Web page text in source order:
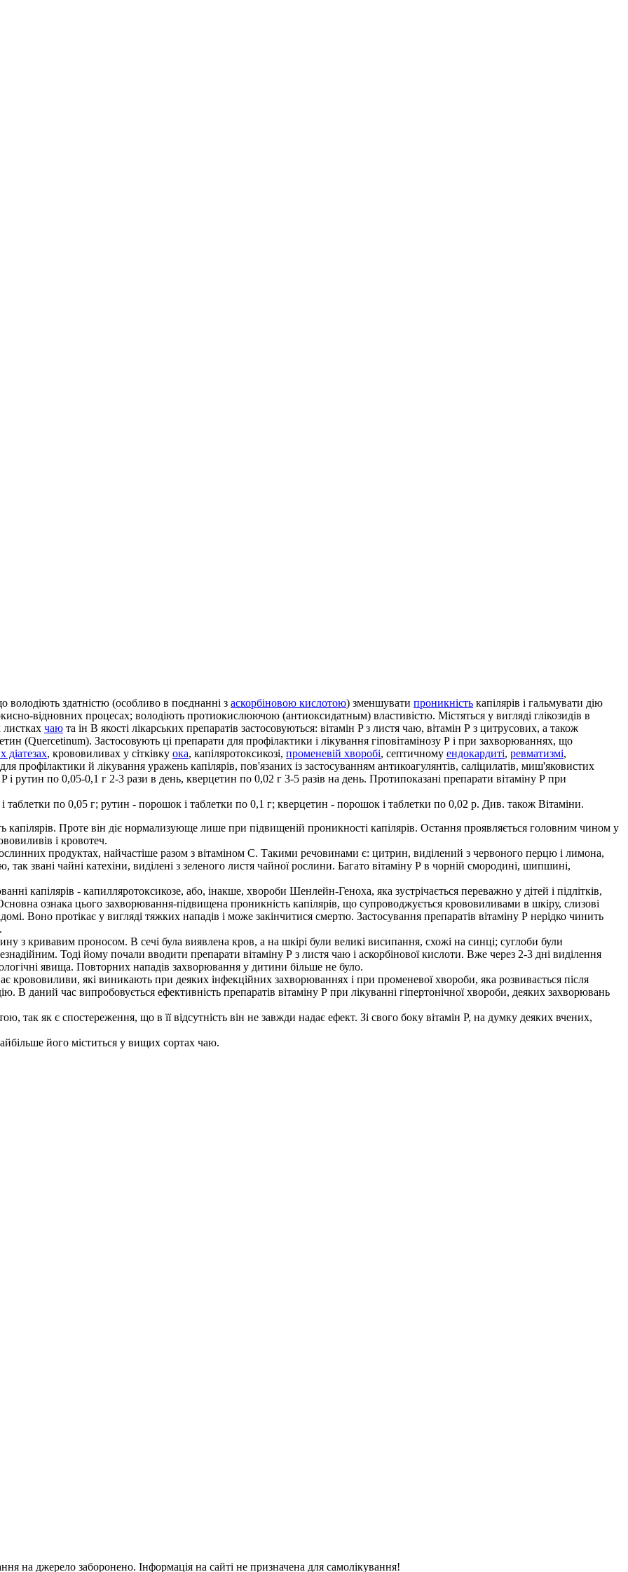
володіють здатністю (особливо в поєднанні з аскорбіновою кислотою) зменшувати проникність капілярів і гальмувати дію
відновних процесах; володіють протиокислюючою (антиоксидатным) властивістю. Містяться у вигляді глікозидів в
листках чаю та ін В якості лікарських препаратів застосовуються: вітамін P з листя чаю, вітамін Р з цитрусових, а також
(Quercetinum). Застосовують ці препарати для профілактики і лікування гіповітамінозу Р і при захворюваннях, що
діатезах, крововиливах у сітківку ока, капіляротоксикозі, променевій хворобі, септичному ендокардиті, ревматизмі,
профілактики й лікування уражень капілярів, пов'язаних із застосуванням антикоагулянтів, саліцилатів, миш'яковистих
рутин по 0,05-0,1 г 2-3 рази в день, кверцетин по 0,02 г 3-5 разів на день. Протипоказані препарати вітаміну Р при
по 0,05 г; рутин - порошок і таблетки по 0,1 г; кверцетин - порошок і таблетки по 0,02 р. Див. також Вітаміни.
Проте він діє нормализующе лише при підвищеній проникності капілярів. Остання проявляється головним чином у
і кровотеч.
продуктах, найчастіше разом з вітаміном С. Такими речовинами є: цитрин, виділений з червоного перцю і лимона,
звані чайні катехіни, виділені з зеленого листя чайної рослини. Багато вітаміну Р в чорній смородині, шипшині,
капілярів - капилляротоксикозе, або, інакше, хвороби Шенлейн-Геноха, яка зустрічається переважно у дітей і підлітків,
ознака цього захворювання-підвищена проникність капілярів, що супроводжується крововиливами в шкіру, слизові
Воно протікає у вигляді тяжких нападів і може закінчитися смертю. Застосування препаратів вітаміну Р нерідко чинить
з кривавим проносом. В сечі була виявлена кров, а на шкірі були великі висипання, схожі на синці; суглоби були
Тоді йому почали вводити препарати вітаміну Р з листя чаю і аскорбінової кислоти. Вже через 2-3 дні виділення
явища. Повторних нападів захворювання у дитини більше не було.
крововиливи, які виникають при деяких інфекційних захворюваннях і при променевої хвороби, яка розвивається після
В даний час випробовується ефективність препаратів вітаміну Р при лікуванні гіпертонічної хвороби, деяких захворювань
так як є спостереження, що в її відсутність він не завжди надає ефект. Зі свого боку вітамін Р, на думку деяких вчених,
його міститься у вищих сортах чаю.
на джерело заборонено. Інформація на сайті не призначена для самолікування!